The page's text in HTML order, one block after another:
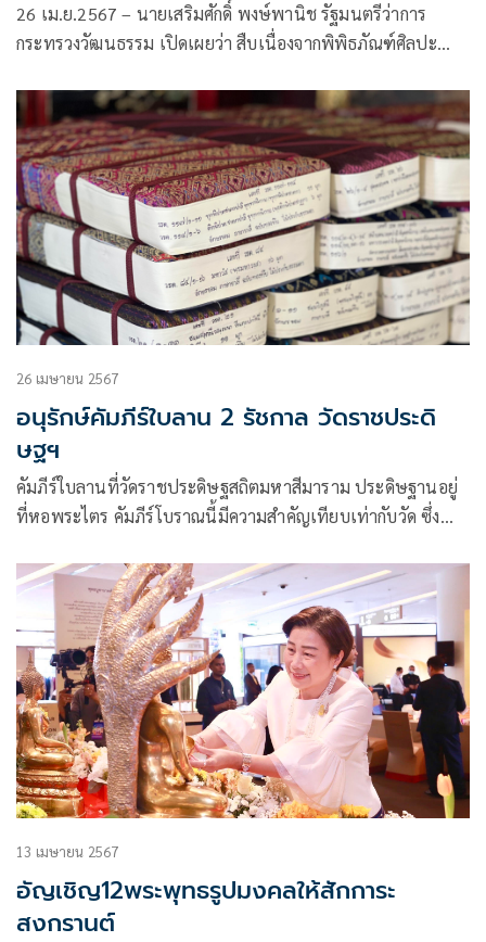
26 เม.ย.2567 – นายเสริมศักดิ์ พงษ์พานิช รัฐมนตรีว่าการ
กระทรวงวัฒนธรรม เปิดเผยว่า สืบเนื่องจากพิพิธภัณฑ์ศิลปะ
คืนโบราณวัตถุประติมากรรมสำริด 2 รายการ ซึ่งมีหลักฐานว่าถูก
นำออกจากประเทศไทยโดยผิดกฎหมาย
26 เมษายน 2567
อนุรักษ์คัมภีร์ใบลาน 2 รัชกาล วัดราชประดิ
ษฐฯ
คัมภีร์ใบลานที่วัดราชประดิษฐสถิตมหาสีมาราม ประดิษฐานอยู่
ที่หอพระไตร คัมภีร์โบราณนี้มีความสำคัญเทียบเท่ากับวัด ซึ่ง
เป็นคัมภีร์ใบลานที่เคยประดิษฐานอยู่ ณ พระที่นั่งอนันตสมาคม
ตั้งแต่สมัย ร. 4 ถือว่าเป็นคัมภีร์ใบลานฉบับหลวง
13 เมษายน 2567
อัญเชิญ12พระพุทธรูปมงคลให้สักการะ
สงกรานต์